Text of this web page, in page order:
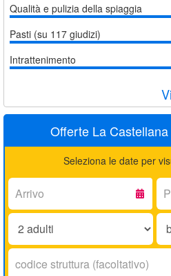
Qualità e pulizia della spiaggia
Pasti (su 117 giudizi)
Intrattenimento
Offerte La
Seleziona le date per
Arrivo:
Adulti:
17
Codice
struttura: